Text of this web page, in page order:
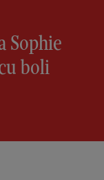
Sophie
boli